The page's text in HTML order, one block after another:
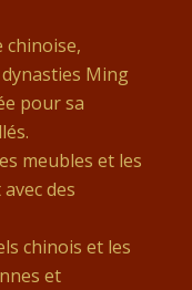
chinoise,
Ming
pour sa
meubles et les
des
chinois et les
et